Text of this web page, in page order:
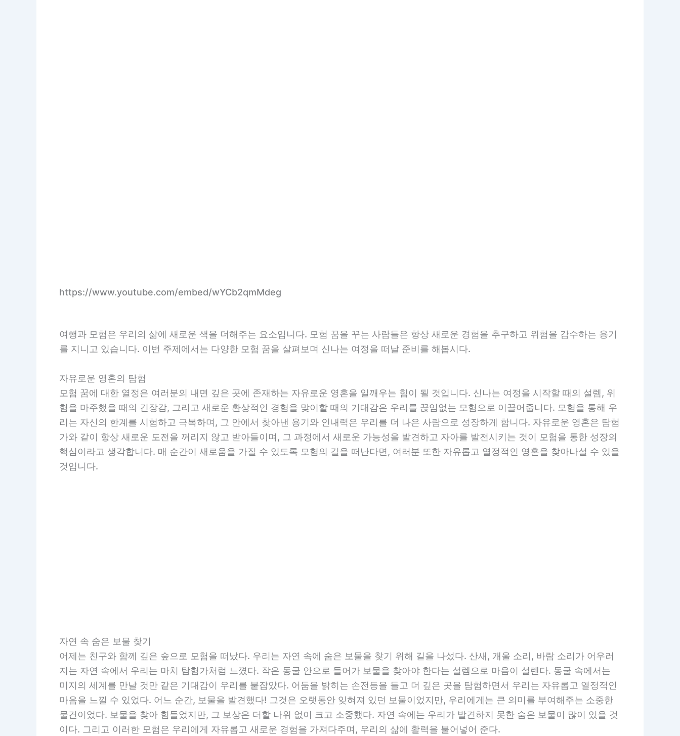
https://www.youtube.com/embed/wYCb2qmMdeg
여행과 모험은 우리의 삶에 새로운 색을 더해주는 요소입니다. 모험 꿈을 꾸는 사람들은 항상 새로운 경험을 추구하고 위험을 감수하는 용기
를 지니고 있습니다. 이번 주제에서는 다양한 모험 꿈을 살펴보며 신나는 여정을 떠날 준비를 해봅시다.
자유로운 영혼의 탐험
모험 꿈에 대한 열정은 여러분의 내면 깊은 곳에 존재하는 자유로운 영혼을 일깨우는 힘이 될 것입니다. 신나는 여정을 시작할 때의 설렘, 위
험을 마주했을 때의 긴장감, 그리고 새로운 환상적인 경험을 맞이할 때의 기대감은 우리를 끊임없는 모험으로 이끌어줍니다. 모험을 통해 우
리는 자신의 한계를 시험하고 극복하며, 그 안에서 찾아낸 용기와 인내력은 우리를 더 나은 사람으로 성장하게 합니다. 자유로운 영혼은 탐험
가와 같이 항상 새로운 도전을 꺼리지 않고 받아들이며, 그 과정에서 새로운 가능성을 발견하고 자아를 발전시키는 것이 모험을 통한 성장의
핵심이라고 생각합니다. 매 순간이 새로움을 가질 수 있도록 모험의 길을 떠난다면, 여러분 또한 자유롭고 열정적인 영혼을 찾아나설 수 있을
것입니다.
자연 속 숨은 보물 찾기
어제는 친구와 함께 깊은 숲으로 모험을 떠났다. 우리는 자연 속에 숨은 보물을 찾기 위해 길을 나섰다. 산새, 개울 소리, 바람 소리가 어우러
지는 자연 속에서 우리는 마치 탐험가처럼 느꼈다. 작은 동굴 안으로 들어가 보물을 찾아야 한다는 설렘으로 마음이 설렌다. 동굴 속에서는
미지의 세계를 만날 것만 같은 기대감이 우리를 붙잡았다. 어둠을 밝히는 손전등을 들고 더 깊은 곳을 탐험하면서 우리는 자유롭고 열정적인
마음을 느낄 수 있었다. 어느 순간, 보물을 발견했다! 그것은 오랫동안 잊혀져 있던 보물이었지만, 우리에게는 큰 의미를 부여해주는 소중한
물건이었다. 보물을 찾아 힘들었지만, 그 보상은 더할 나위 없이 크고 소중했다. 자연 속에는 우리가 발견하지 못한 숨은 보물이 많이 있을 것
이다. 그리고 이러한 모험은 우리에게 자유롭고 새로운 경험을 가져다주며, 우리의 삶에 활력을 불어넣어 준다.